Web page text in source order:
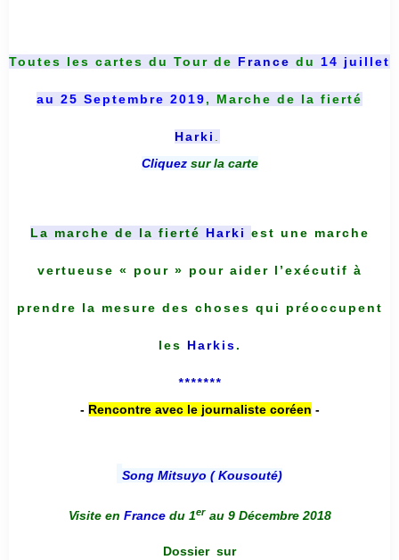
Toutes les cartes du Tour de France du 14 juillet
au 25 Septembre 2019, Marche de la fierté
Harki .
Cliquez sur la carte
La marche de la fierté Harki est une marche
vertueuse « pour » pour aider l’exécutif à
prendre la mesure des choses qui préoccupent
les Harkis.
*******
- Rencontre avec le journaliste coréen -
Song Mitsuyo ( Kousouté)
Visite en France du 1er au 9 Décembre 2018
Dossier sur